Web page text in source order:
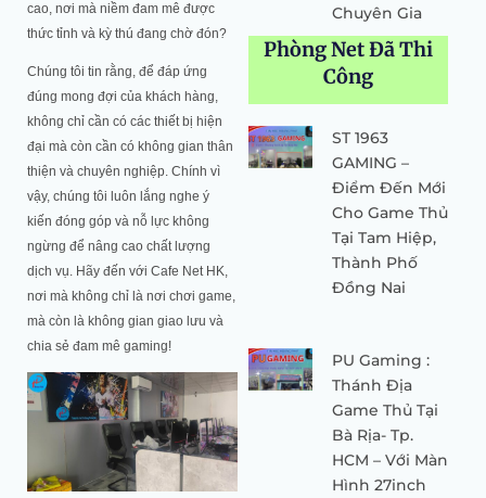
cao, nơi mà niềm đam mê được
thức tỉnh và kỳ thú đang chờ đón?
Chúng tôi tin rằng, để đáp ứng
đúng mong đợi của khách hàng,
không chỉ cần có các thiết bị hiện
đại mà còn cần có không gian thân
thiện và chuyên nghiệp. Chính vì
vậy, chúng tôi luôn lắng nghe ý
kiến đóng góp và nỗ lực không
ngừng để nâng cao chất lượng
dịch vụ. Hãy đến với Cafe Net HK,
nơi mà không chỉ là nơi chơi game,
mà còn là không gian giao lưu và
chia sẻ đam mê gaming!
Chuyên Gia
Phòng Net Đã Thi
Công
ST 1963
GAMING –
Điểm Đến Mới
Cho Game Thủ
Tại Tam Hiệp,
Thành Phố
Đồng Nai
PU Gaming :
Thánh Địa
Game Thủ Tại
Bà Rịa- Tp.
HCM – Với Màn
Hình 27inch